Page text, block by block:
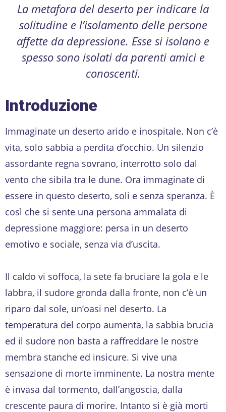
La metafora del deserto per indicare la
solitudine e l’isolamento delle persone
affette da depressione. Esse si isolano e
spesso sono isolati da parenti amici e
conoscenti.
Introduzione
Immaginate un deserto arido e inospitale. Non c’è
vita, solo sabbia a perdita d’occhio. Un silenzio
assordante regna sovrano, interrotto solo dal
vento che sibila tra le dune. Ora immaginate di
essere in questo deserto, soli e senza speranza. È
così che si sente una persona ammalata di
depressione maggiore: persa in un deserto
emotivo e sociale, senza via d’uscita.
Il caldo vi soffoca, la sete fa bruciare la gola e le
labbra, il sudore gronda dalla fronte, non c’è un
riparo dal sole, un’oasi nel deserto. La
temperatura del corpo aumenta, la sabbia brucia
ed il sudore non basta a raffreddare le nostre
membra stanche ed insicure. Si vive una
sensazione di morte imminente. La nostra mente
è invasa dal tormento, dall’angoscia, dalla
crescente paura di morire. Intanto si è già morti